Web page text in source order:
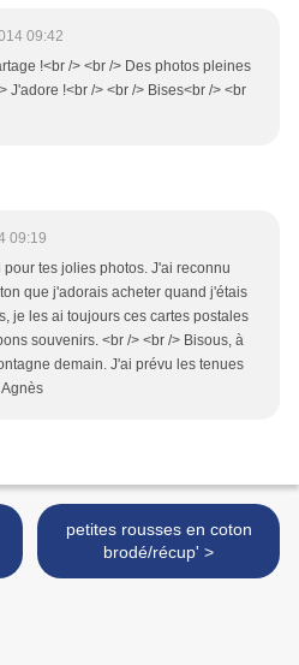
09:42
!<br /> <br /> Des photos pleines
J'adore !<br /> <br /> Bises<br /> <br
09:19
tes jolies photos. J'ai reconnu
que j'adorais acheter quand j'étais
je les ai toujours ces cartes postales
souvenirs. <br /> <br /> Bisous, à
demain. J'ai prévu les tenues
petites rousses en coton
brodé/récup' >